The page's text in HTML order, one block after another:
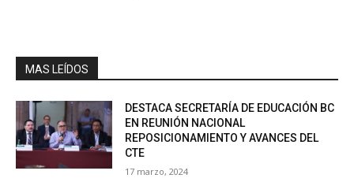
MAS LEÍDOS
DESTACA SECRETARÍA DE EDUCACIÓN BC
EN REUNIÓN NACIONAL
REPOSICIONAMIENTO Y AVANCES DEL
CTE
17 marzo, 2024